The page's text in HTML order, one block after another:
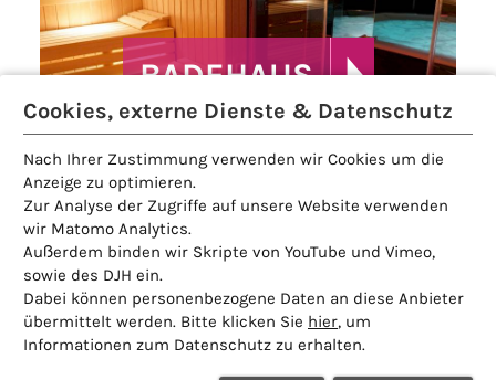
BADEHAUS
Cookies, externe Dienste & Datenschutz
Nach Ihrer Zustimmung verwenden wir Cookies um die
Anzeige zu optimieren.
Zur Analyse der Zugriffe auf unsere Website verwenden
wir Matomo Analytics.
Außerdem binden wir Skripte von YouTube und Vimeo,
sowie des DJH ein.
Dabei können personenbezogene Daten an diese Anbieter
übermittelt werden. Bitte klicken Sie hier, um
Informationen zum Datenschutz zu erhalten.